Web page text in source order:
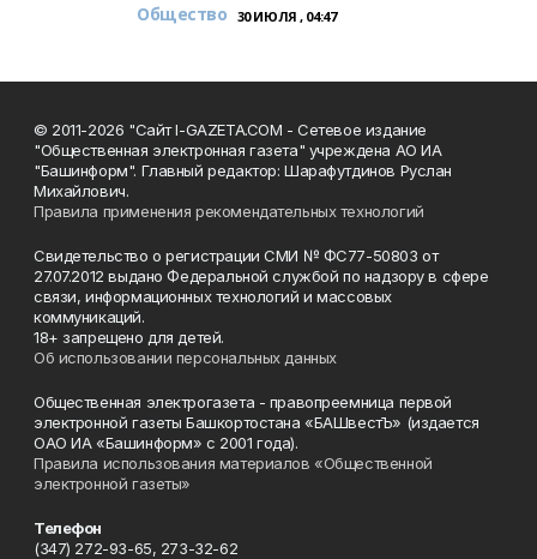
Общество 30 ИЮЛЯ , 04:47
© 2011-2026 "Сайт I-GAZETA.COM - Сетевое издание
"Общественная электронная газета" учреждена АО ИА
"Башинформ". Главный редактор: Шарафутдинов Руслан
Михайлович.
Правила применения рекомендательных технологий
Свидетельство о регистрации СМИ № ФС77-50803 от
27.07.2012 выдано Федеральной службой по надзору в сфере
связи, информационных технологий и массовых
коммуникаций.
18+ запрещено для детей.
Об использовании персональных данных
Общественная электрогазета - правопреемница первой
электронной газеты Башкортостана «БАШвестЪ» (издается
ОАО ИА «Башинформ» с 2001 года).
Правила использования материалов «Общественной
электронной газеты»
Телефон
(347) 272-93-65, 273-32-62